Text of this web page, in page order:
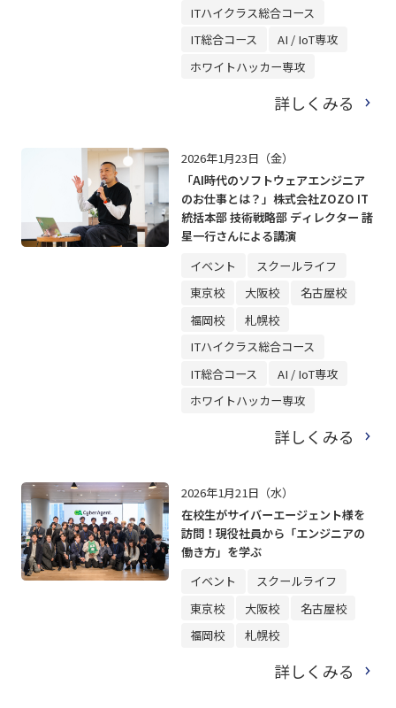
ITハイクラス総合コース
IT総合コース
AI / IoT専攻
ホワイトハッカー専攻
詳しくみる
2026年1月23日（金）
「AI時代のソフトウェアエンジニア
のお仕事とは？」株式会社ZOZO IT
統括本部 技術戦略部 ディレクター 諸
星一行さんによる講演
イベント
スクールライフ
東京校
大阪校
名古屋校
福岡校
札幌校
ITハイクラス総合コース
IT総合コース
AI / IoT専攻
ホワイトハッカー専攻
詳しくみる
2026年1月21日（水）
在校生がサイバーエージェント様を
訪問！現役社員から「エンジニアの
働き方」を学ぶ
イベント
スクールライフ
東京校
大阪校
名古屋校
福岡校
札幌校
詳しくみる